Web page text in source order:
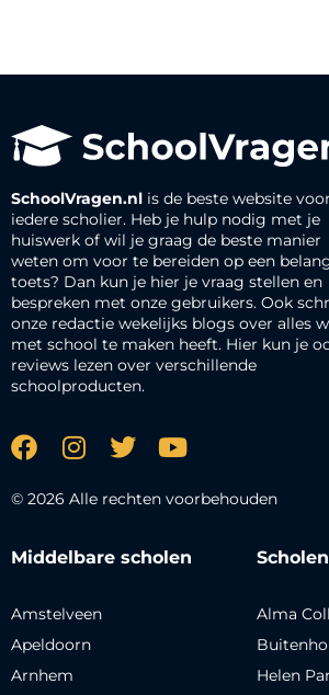
SchoolVragen.nl is de beste website voor
iedere scholier. Heb je hulp nodig met je
huiswerk of wil je graag de beste manier
weten om voor te bereiden op een
toets? Dan kun je hier je vraag stellen en
bespreken met onze gebruikers. Ook
onze redactie wekelijks blogs over alles
met school te maken heeft. Hier kun je
reviews lezen over verschillende
schoolproducten.
© 2026 Alle rechten voorbehouden
Middelbare scholen
Amstelveen
Apeldoorn
Arnhem
Scholen
Alma
Helen